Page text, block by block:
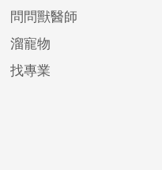
問問獸醫師
溜寵物
找專業